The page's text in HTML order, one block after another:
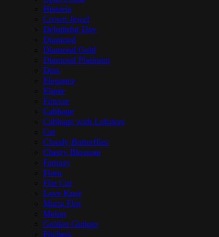
Historia
Crown Jewel
Delightful Day
Diamond
Diamond Gold
Diamond Platinum
Dots
Elegance
Elipse
Finesse
Cabbage
Cabbage with Lobsters
Cat
Cloudy Butterflies
Cherry Blossom
Fantasy
Flora
Flat Cut
Love Knot
Maria Flor
Melon
Golden Ginkgo
Pitchers